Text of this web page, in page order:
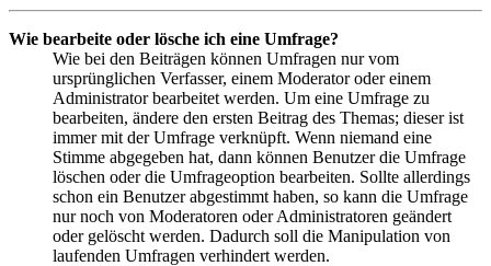
Wie bearbeite oder lösche ich eine Umfrage?
Wie bei den Beiträgen können Umfragen nur vom
ursprünglichen Verfasser, einem Moderator oder einem
Administrator bearbeitet werden. Um eine Umfrage zu
bearbeiten, ändere den ersten Beitrag des Themas; dieser ist
immer mit der Umfrage verknüpft. Wenn niemand eine
Stimme abgegeben hat, dann können Benutzer die Umfrage
löschen oder die Umfrageoption bearbeiten. Sollte allerdings
schon ein Benutzer abgestimmt haben, so kann die Umfrage
nur noch von Moderatoren oder Administratoren geändert
oder gelöscht werden. Dadurch soll die Manipulation von
laufenden Umfragen verhindert werden.